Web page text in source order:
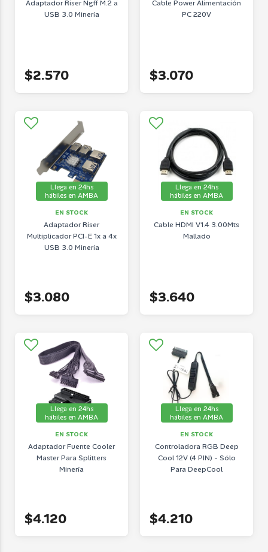
Adaptador Riser Ngff M.2 a
USB 3.0 Minería
$2.570
Cable Power Alimentación
PC 220V
$3.070
Llega en 24hs
hábiles en AMBA
EN STOCK
Adaptador Riser
Multiplicador PCI-E 1x a 4x
USB 3.0 Minería
$3.080
Llega en 24hs
hábiles en AMBA
EN STOCK
Cable HDMI V1.4 3.00Mts
Mallado
$3.640
Llega en 24hs
hábiles en AMBA
EN STOCK
Adaptador Fuente Cooler
Master Para Splitters
Minería
$4.120
Llega en 24hs
hábiles en AMBA
EN STOCK
Controladora RGB Deep
Cool 12V (4 PIN) - Sólo
Para DeepCool
$4.210